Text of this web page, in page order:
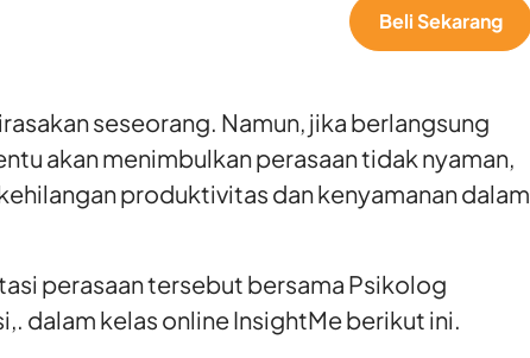
Beli Sekarang
seseorang. Namun, jika berlangsung
akan menimbulkan perasaan tidak nyaman,
produktivitas dan kenyamanan dalam
perasaan tersebut bersama Psikolog
dalam kelas online InsightMe berikut ini.